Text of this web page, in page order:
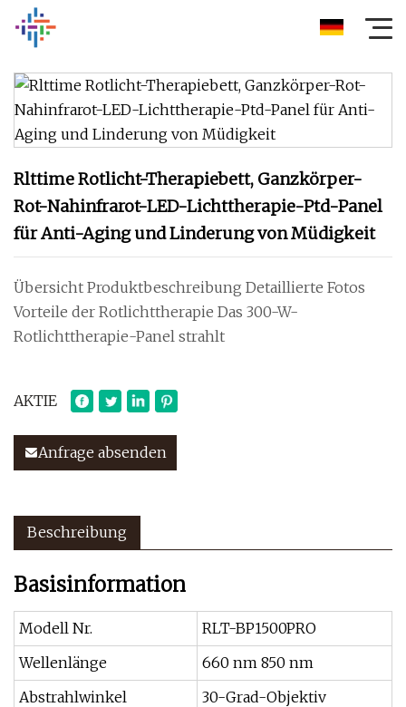
Rlttime Rotlicht-Therapiebett, Ganzkörper-
Rot-Nahinfrarot-LED-Lichttherapie-Ptd-Panel
für Anti-Aging und Linderung von Müdigkeit
Übersicht Produktbeschreibung Detaillierte Fotos
Vorteile der Rotlichttherapie Das 300-W-
Rotlichttherapie-Panel strahlt
AKTIE
Anfrage absenden
Beschreibung
Basisinformation
Modell Nr.
RLT-BP1500PRO
Wellenlänge
660 nm 850 nm
Abstrahlwinkel
30-Grad-Objektiv